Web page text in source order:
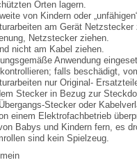
Orten lagern.
von Kindern oder
am Gerät Netzstecker
Netzstecker ziehen.
nicht am Kabel ziehen.
Anwendung
falls beschädigt,
nur Original-
Stecker in Bezug zur
Stecker oder
einem Elektrofachbetrieb
Babys und Kindern fern, es
sind kein Spielzeug.